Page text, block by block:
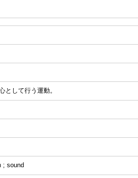
として行う運動。
; sound